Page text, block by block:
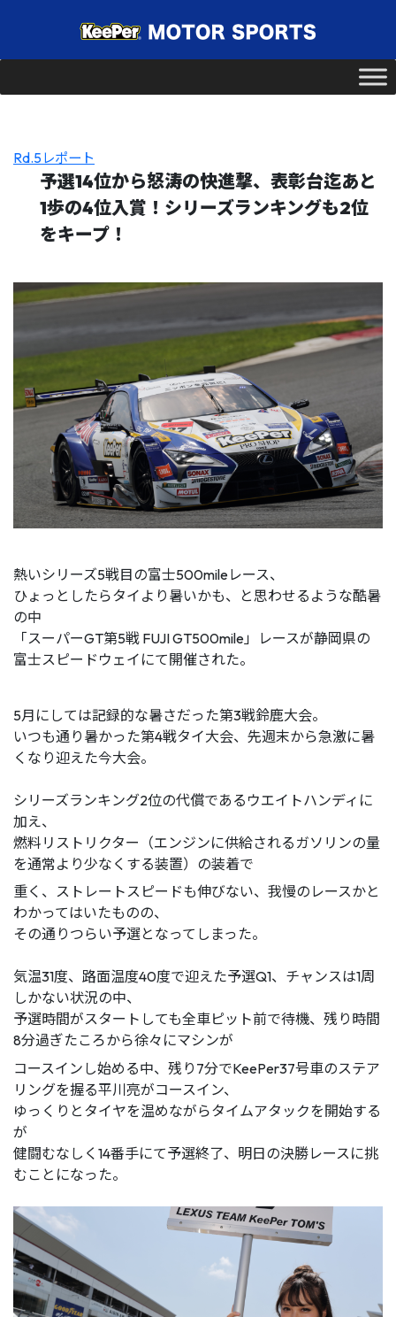
Rd.5レポート
予選14位から怒涛の快進撃、表彰台迄あと
1歩の4位入賞！シリーズランキングも2位
をキープ！
熱いシリーズ5戦目の富士500mileレース、
ひょっとしたらタイより暑いかも、と思わせるような酷暑
の中
「スーパーGT第5戦 FUJI GT500mile」レースが静岡県の
富士スピードウェイにて開催された。
5月にしては記録的な暑さだった第3戦鈴鹿大会。
いつも通り暑かった第4戦タイ大会、先週末から急激に暑
くなり迎えた今大会。
シリーズランキング2位の代償であるウエイトハンディに
加え、
燃料リストリクター（エンジンに供給されるガソリンの量
を通常より少なくする装置）の装着で
重く、ストレートスピードも伸びない、我慢のレースかと
わかってはいたものの、
その通りつらい予選となってしまった。
気温31度、路面温度40度で迎えた予選Q1、チャンスは1周
しかない状況の中、
予選時間がスタートしても全車ピット前で待機、残り時間
8分過ぎたころから徐々にマシンが
コースインし始める中、残り7分でKeePer37号車のステア
リングを握る平川亮がコースイン、
ゆっくりとタイヤを温めながらタイムアタックを開始する
が
健闘むなしく14番手にて予選終了、明日の決勝レースに挑
むことになった。